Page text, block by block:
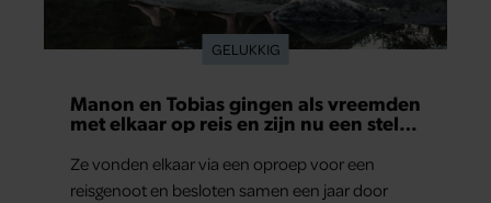
GELUKKIG
Manon en Tobias gingen als vreemden
met elkaar op reis en zijn nu een stel:
Ze vonden elkaar via een oproep voor een
reisgenoot en besloten samen een jaar door